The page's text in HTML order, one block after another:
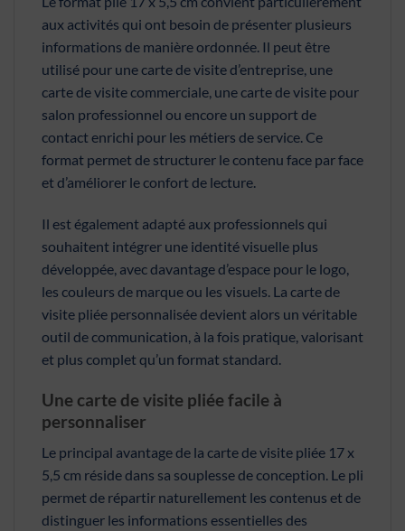
aux activités qui ont besoin de présenter plusieurs
informations de manière ordonnée. Il peut être
utilisé pour une carte de visite d’entreprise, une
carte de visite commerciale, une carte de visite pour
salon professionnel ou encore un support de
contact enrichi pour les métiers de service. Ce
format permet de structurer le contenu face par face
et d’améliorer le confort de lecture.
Il est également adapté aux professionnels qui
souhaitent intégrer une identité visuelle plus
développée, avec davantage d’espace pour le logo,
les couleurs de marque ou les visuels. La carte de
visite pliée personnalisée devient alors un véritable
outil de communication, à la fois pratique, valorisant
et plus complet qu’un format standard.
Une carte de visite pliée facile à
personnaliser
Le principal avantage de la carte de visite pliée 17 x
5,5 cm réside dans sa souplesse de conception. Le pli
permet de répartir naturellement les contenus et de
distinguer les informations essentielles des